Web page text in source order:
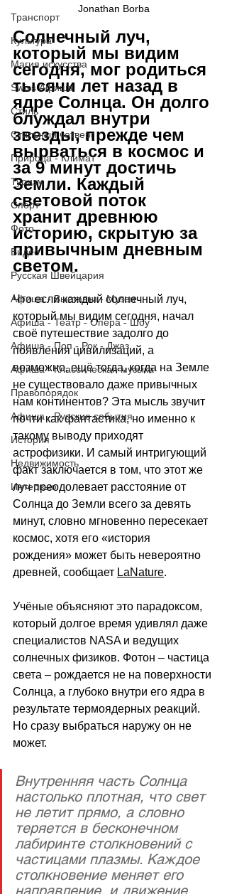
Транспорт
Культура
Магия искусства
Swiss Афиша
Стиль
Стильный четверг
Природа - Климат
Туризм
Спорт
Фото
Видео
Русская Швейцария
Афиша - Выставки - Музеи
Афиша - Театр - Опера - Шоу
Афиша - Поп - Рок - Джаз
Афиша - Классическая музыка
Правопорядок
Афиша - Русские события
История
Недвижимость
Интервью
Jonathan Borba
Солнечный луч,
который мы видим
сегодня, мог родиться
тысячи лет назад в
ядре Солнца. Он долго
блуждал внутри
звезды, прежде чем
вырваться в космос и
за 9 минут достичь
Земли. Каждый
световой поток
хранит древнюю
историю, скрытую за
привычным дневным
светом.
Что если каждый солнечный луч,
который мы видим сегодня, начал
своё путешествие задолго до
появления цивилизаций, а
возможно, ещё тогда, когда на Земле
не существовало даже привычных
нам континентов? Эта мысль звучит
почти как фантастика, но именно к
такому выводу приходят
астрофизики. И самый интригующий
факт заключается в том, что этот же
луч преодолевает расстояние от
Солнца до Земли всего за девять
минут, словно мгновенно пересекает
космос, хотя его «история
рождения» может быть невероятно
древней, сообщает LaNature.
Учёные объясняют это парадоксом,
который долгое время удивлял даже
специалистов NASA и ведущих
солнечных физиков. Фотон – частица
света – рождается не на поверхности
Солнца, а глубоко внутри его ядра в
результате термоядерных реакций.
Но сразу выбраться наружу он не
может.
Внутренняя часть Солнца
настолько плотная, что свет
не летит прямо, а словно
теряется в бесконечном
лабиринте столкновений с
частицами плазмы. Каждое
столкновение меняет его